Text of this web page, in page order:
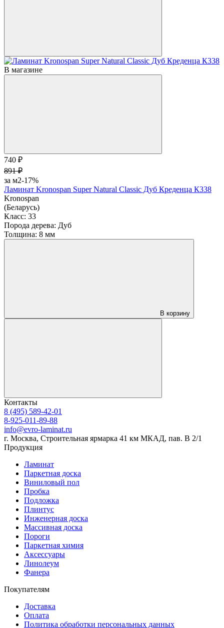
В магазине
740 ₽
891 ₽
за м2-17%
Ламинат Kronospan Super Natural Classic Дуб Креденца К338
Kronospan
(Беларусь)
Класс: 33
Порода дерева: Дуб
Толщина: 8 мм
В корзину
Контакты
8 (495) 589-42-01
8-925-011-89-88
info@evro-laminat.ru
г. Москва, Строительная ярмарка 41 км МКАД, пав. В 2/1
Продукция
Ламинат
Паркетная доска
Виниловый пол
Пробка
Подложка
Плинтус
Инженерная доска
Массивная доска
Пороги
Паркетная химия
Аксессуары
Линолеум
Фанера
Покупателям
Доставка
Оплата
Политика обработки персональных данных